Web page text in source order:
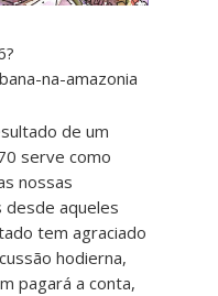
na-amazonia
de um
serve como
nossas
aqueles
tem agraciado
hodierna,
pagará a conta,